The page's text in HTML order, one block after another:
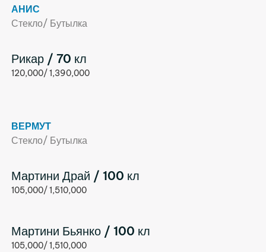
АНИС
Стекло/ Бутылка
Рикар / 70 кл
120,000/ 1,390,000
ВЕРМУТ
Стекло/ Бутылка
Мартини Драй / 100 кл
105,000/ 1,510,000
Мартини Бьянко / 100 кл
105,000/ 1,510,000